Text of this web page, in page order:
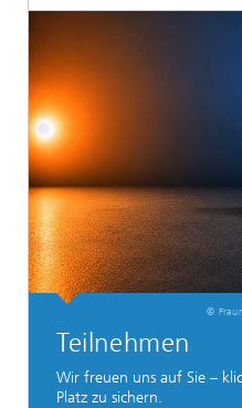
©
Teilnehmen
Wir freuen uns auf Sie –
Platz zu sichern.